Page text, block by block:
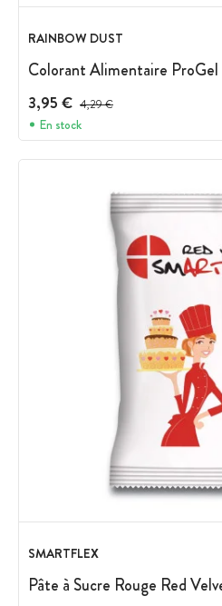
RAINBOW DUST
Colorant Alimentaire
3,95 € Prix avant réduction :
4,29 €
En stock
SMARTFLEX
Pâte à Sucre Rouge Red